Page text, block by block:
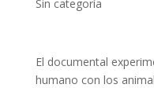
Sin categoría
El documental
humano con los